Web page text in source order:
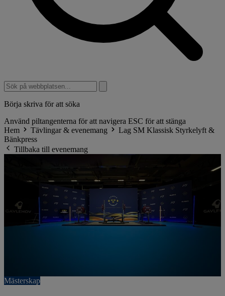
Börja skriva för att söka
Använd piltangenterna för att navigera ESC för att stänga
Hem
Tävlingar & evenemang
Lag SM Klassisk Styrkelyft &
Bänkpress
Tillbaka till evenemang
Mästerskap